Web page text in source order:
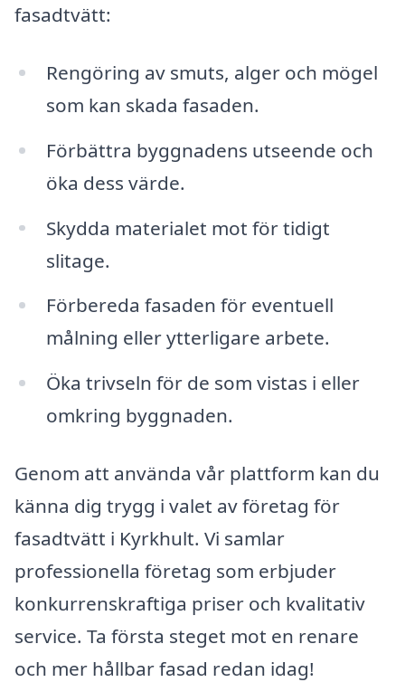
fasadtvätt:
Rengöring av smuts, alger och mögel
som kan skada fasaden.
Förbättra byggnadens utseende och
öka dess värde.
Skydda materialet mot för tidigt
slitage.
Förbereda fasaden för eventuell
målning eller ytterligare arbete.
Öka trivseln för de som vistas i eller
omkring byggnaden.
Genom att använda vår plattform kan du
känna dig trygg i valet av företag för
fasadtvätt i Kyrkhult. Vi samlar
professionella företag som erbjuder
konkurrenskraftiga priser och kvalitativ
service. Ta första steget mot en renare
och mer hållbar fasad redan idag!